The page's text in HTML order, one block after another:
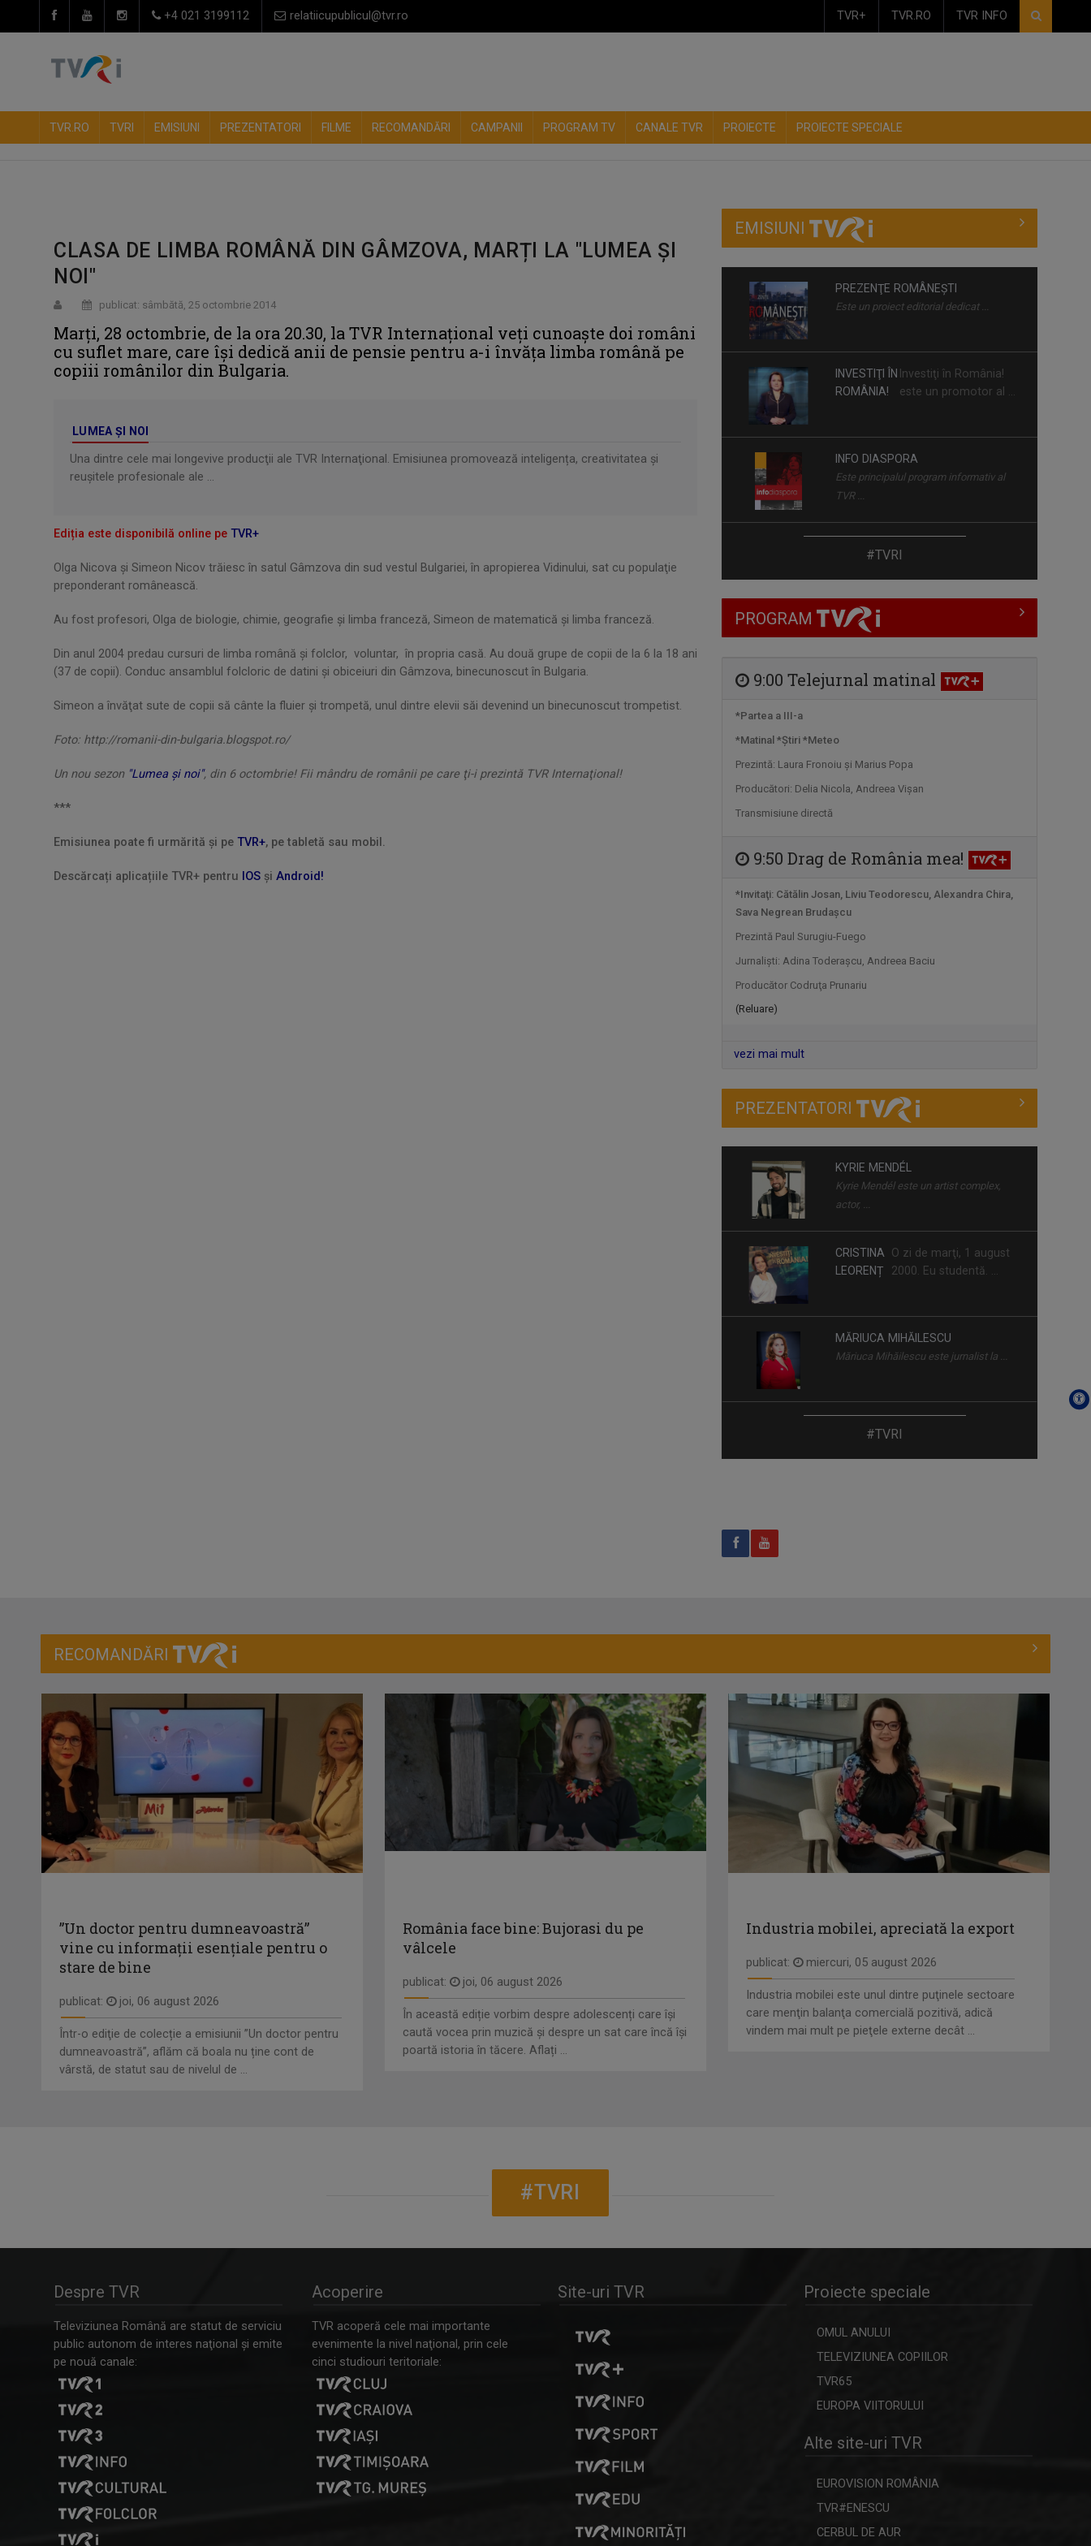
+4 021 3199112 relatiicupublicul@tvr.ro TVR+ TVR.RO TVR INFO
TVR.RO TVRI EMISIUNI PREZENTATORI FILME RECOMANDĂRI CAMPANII PROGRAM TV CANALE TVR PROIECTE PROIECTE SPECIALE
CLASA DE LIMBA ROMÂNĂ DIN GÂMZOVA, MARȚI LA "LUMEA ȘI
NOI"
publicat: sâmbătă, 25 octombrie 2014
Marți, 28 octombrie, de la ora 20.30, la TVR Internațional veți cunoaște doi români
cu suflet mare, care își dedică anii de pensie pentru a-i învăța limba română pe
copiii românilor din Bulgaria.
LUMEA ŞI NOI
Una dintre cele mai longevive producţii ale TVR Internaţional. Emisiunea promovează inteligența, creativitatea și
reușitele profesionale ale ...
Ediția este disponibilă online pe TVR+
Olga Nicova și Simeon Nicov trăiesc în satul Gâmzova din sud vestul Bulgariei, în apropierea Vidinului, sat cu populaţie
preponderant românească.
Au fost profesori, Olga de biologie, chimie, geografie şi limba franceză, Simeon de matematică şi limba franceză.
Din anul 2004 predau cursuri de limba română şi folclor, voluntar, în propria casă. Au două grupe de copii de la 6 la 18 ani
(37 de copii). Conduc ansamblul folcloric de datini şi obiceiuri din Gâmzova, binecunoscut în Bulgaria.
Simeon a învăţat sute de copii să cânte la fluier şi trompetă, unul dintre elevii săi devenind un binecunoscut trompetist.
Foto: http://romanii-din-bulgaria.blogspot.ro/
Un nou sezon "Lumea şi noi", din 6 octombrie! Fii mândru de românii pe care ţi-i prezintă TVR Internaţional!
***
Emisiunea poate fi urmărită și pe TVR+, pe tabletă sau mobil.
Descărcați aplicațiile TVR+ pentru IOS și Android!
EMISIUNI
PREZENŢE ROMÂNEŞTI
Este un proiect editorial dedicat ...
INVESTIŢI ÎN
ROMÂNIA!
Investiţi în România!
este un promotor al ...
INFO DIASPORA
Este principalul program informativ al
TVR ...
Muzica de calitate, invitații speciali, ...
DISCOVER ROMANIA
ŞI NOI
longevive producţii ale ...
FILMUL
ROMÂNESC
care s-au ...
DUMNEAVOASTRĂ
#TVRI
PROGRAM
9:00 Telejurnal matinal
*Partea a III-a
*Matinal *Ştiri *Meteo
Prezintă: Laura Fronoiu şi Marius Popa
Producători: Delia Nicola, Andreea Vişan
Transmisiune directă
9:50 Drag de România mea!
*Invitaţi: Cătălin Josan, Liviu Teodorescu, Alexandra Chira,
Sava Negrean Brudaşcu
Prezintă Paul Surugiu-Fuego
Jurnalişti: Adina Toderaşcu, Andreea Baciu
Producător Codruţa Prunariu
(Reluare)
vezi mai mult
PREZENTATORI
KYRIE MENDÉL
Kyrie Mendél este un artist complex,
actor, ...
CRISTINA
LEORENȚ
O zi de marţi, 1 august
2000. Eu studentă. ...
MĂRIUCA MIHĂILESCU
Măriuca Mihăilescu este jurnalist la ...
În 2022, Bogdan Stănescu a fost gazda
...
Mihaela Crăciun (n. 1970, Reuseni,
Suceava) ...
ANA MARIA GHIUR
Anul 2011 a fost decisiv pentru mine.
Din luna ...
#TVRI
RECOMANDĂRI
”Un doctor pentru dumneavoastră”
vine cu informații esențiale pentru o
stare de bine
publicat: joi, 06 august 2026
Într-o ediţie de colecție a emisiunii ”Un doctor pentru
dumneavoastră”, aflăm că boala nu ține cont de
vârstă, de statut sau de nivelul de ...
România face bine: Bujorasi du pe
vâlcele
publicat: joi, 06 august 2026
În această ediție vorbim despre adolescenți care își
caută vocea prin muzică și despre un sat care încă își
poartă istoria în tăcere. Aflați ...
Industria mobilei, apreciată la export
publicat: miercuri, 05 august 2026
Industria mobilei este unul dintre puţinele sectoare
care menţin balanţa comercială pozitivă, adică
vindem mai mult pe pieţele externe decât ...
#TVRI
Despre TVR
Televiziunea Română are statut de serviciu
public autonom de interes naţional şi emite
pe nouă canale:
Acoperire
TVR acoperă cele mai importante
evenimente la nivel naţional, prin cele
cinci studiouri teritoriale:
Site-uri TVR Proiecte speciale
OMUL ANULUI
TELEVIZIUNEA COPIILOR
TVR65
EUROPA VIITORULUI
Alte site-uri TVR
EUROVISION ROMÂNIA
TVR#ENESCU
CERBUL DE AUR